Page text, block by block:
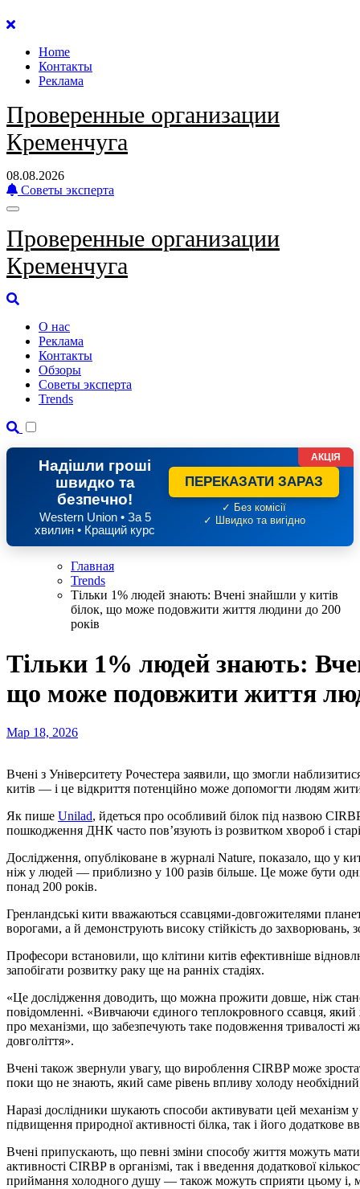
Перейти
содержанию
Home
Контакты
Реклама
Проверенные организации
Кременчуга
08.08.2026
Советы эксперта
Проверенные организации
Кременчуга
О нас
Реклама
Контакты
Обзоры
Советы эксперта
Trends
Надішли гроші
швидко та
безпечно!
Western Union • За 5
хвилин • Кращий курс
ПЕРЕКАЗАТИ ЗАРАЗ
✓ Без комісії
✓ Швидко та вигідно
АКЦІЯ
Главная
Trends
Тільки 1% людей знають: Вчені знайшли у китів
білок, що може подовжити життя людини до 200
років
Тільки 1% людей знають:
що може подовжити життя
Мар 18, 2026
Вчені з Університету Рочестера заявили, що змогли наблизитися до розгадки феномену довголіття гренландських
китів — і це відкриття потенційно може допомогти людям
Як пише Unilad, йдеться про особливий білок під назвою
пошкодження ДНК часто пов’язують із розвитком хвороб і
Дослідження, опубліковане в журналі Nature, показало, що у
ніж у людей — приблизно у 100 разів більше. Це може бути
понад 200 років.
Гренландські кити вважаються ссавцями-довгожителями
ворогами, а й демонструють високу стійкість до захворювань,
Професори встановили, що клітини китів ефективніше
запобігати розвитку раку ще на ранніх стадіях.
«Це дослідження доводить, що можна прожити довше, ніж
повідомленні. «Вивчаючи єдиного теплокровного ссавця,
про механізми, що забезпечують таке подовження тривалості
довголіття».
Вчені також звернули увагу, що вироблення CIRBP може
поки що не знають, який саме рівень впливу холоду
Наразі дослідники шукають способи активувати цей механізм
підвищення природної активності білка, так і його додаткове
Вчені припускають, що певні зміни способу життя можуть
активності CIRBP в організмі, так і введення додаткової
приймання холодного душу — також можуть сприяти цьому і,